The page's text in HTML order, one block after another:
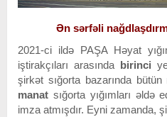
Ən sərfəli
2021-ci ildə PAŞA Həyat
iştirakçıları arasında birinci
şirkət sığorta bazarında
manat sığorta yığımları əldə
imza atmışdır. Eyni zamanda,